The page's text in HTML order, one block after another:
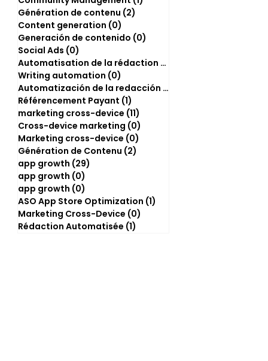
Génération de contenu (2)
Content generation (0)
Generación de contenido (0)
Social Ads (0)
Automatisation de la rédaction (2)
Writing automation (0)
Automatización de la redacción (0)
Référencement Payant (1)
marketing cross-device (11)
Cross-device marketing (0)
Marketing cross-device (0)
Génération de Contenu (2)
app growth (29)
app growth (0)
app growth (0)
ASO App Store Optimization (1)
Marketing Cross-Device (0)
Rédaction Automatisée (1)